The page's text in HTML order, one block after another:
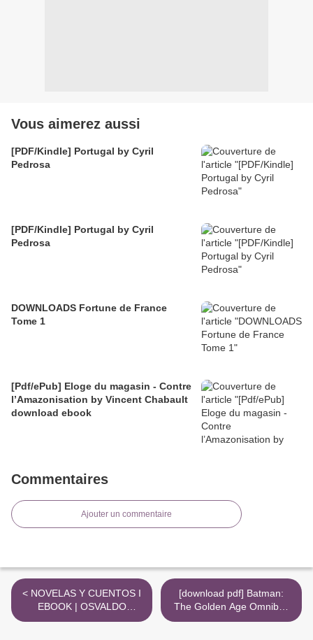
Vous aimerez aussi
[PDF/Kindle] Portugal by Cyril
Pedrosa
[PDF/Kindle] Portugal by Cyril
Pedrosa
DOWNLOADS Fortune de France
Tome 1
[Pdf/ePub] Eloge du magasin - Contre
l’Amazonisation by Vincent Chabault
download ebook
Commentaires
Ajouter un commentaire
< NOVELAS Y CUENTOS I
EBOOK | OSVALDO
LAMBORGHINI | Descargar
[download pdf] Batman:
The Golden Age Omnibus
Vol. 8 >